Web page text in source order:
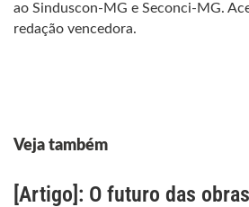
ao Sinduscon-MG e Seconci-MG.
redação vencedora.
Veja também
[Artigo]: O futuro das